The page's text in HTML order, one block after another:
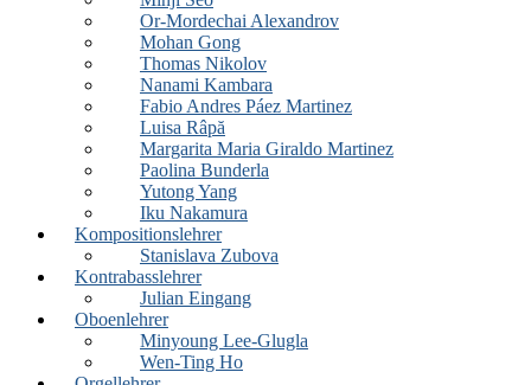
Or-Mordechai Alexandrov
Mohan Gong
Thomas Nikolov
Nanami Kambara
Fabio Andres Páez Martinez
Luisa Râpă
Margarita Maria Giraldo Martinez
Paolina Bunderla
Yutong Yang
Iku Nakamura
Kompositionslehrer
Stanislava Zubova
Kontrabasslehrer
Julian Eingang
Oboenlehrer
Minyoung Lee-Glugla
Wen-Ting Ho